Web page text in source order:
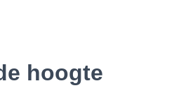
hoogte